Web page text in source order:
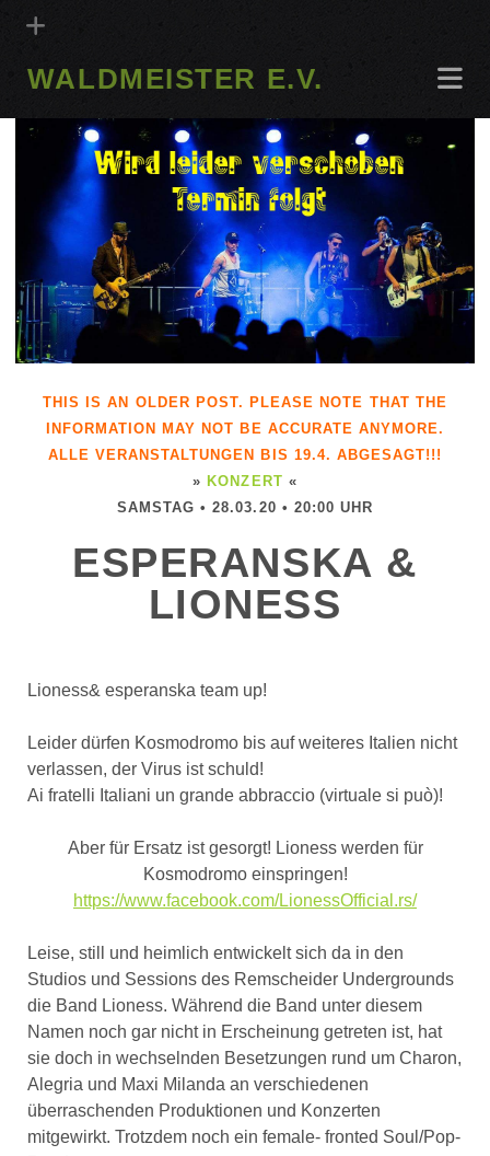
WALDMEISTER E.V.
THIS IS AN OLDER POST. PLEASE NOTE THAT THE
INFORMATION MAY NOT BE ACCURATE ANYMORE.
ALLE VERANSTALTUNGEN BIS 19.4. ABGESAGT!!!
» KONZERT «
SAMSTAG • 28.03.20 • 20:00 UHR
ESPERANSKA &
LIONESS
Lioness& esperanska team up!
Leider dürfen Kosmodromo bis auf weiteres Italien nicht
verlassen, der Virus ist schuld!
Ai fratelli Italiani un grande abbraccio (virtuale si può)!
Aber für Ersatz ist gesorgt! Lioness werden für
Kosmodromo einspringen!
https://www.facebook.com/LionessOfficial.rs/
Leise, still und heimlich entwickelt sich da in den
Studios und Sessions des Remscheider Undergrounds
die Band Lioness. Während die Band unter diesem
Namen noch gar nicht in Erscheinung getreten ist, hat
sie doch in wechselnden Besetzungen rund um Charon,
Alegria und Maxi Milanda an verschiedenen
überraschenden Produktionen und Konzerten
mitgewirkt. Trotzdem noch ein female- fronted Soul/Pop-